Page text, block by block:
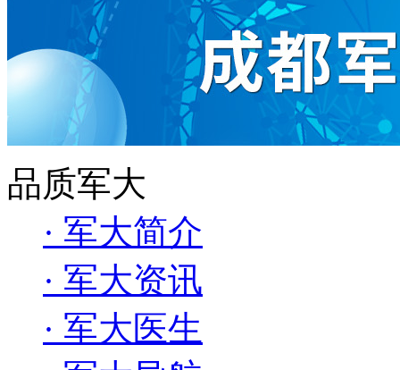
品质军大
· 军大简介
· 军大资讯
· 军大医生